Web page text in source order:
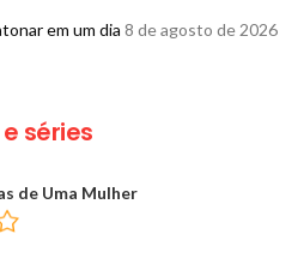
em um dia 8 de agosto de 2026
séries
de Uma Mulher